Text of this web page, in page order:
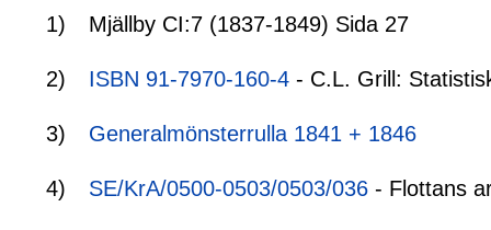
1) Mjällby CI:7 (1837-1849) Sida 27
2) ISBN 91-7970-160-4 - C.L. Grill:
3) Generalmönsterrulla 1841 + 1846
4) SE/KrA/0500-0503/0503/036 - Flottans